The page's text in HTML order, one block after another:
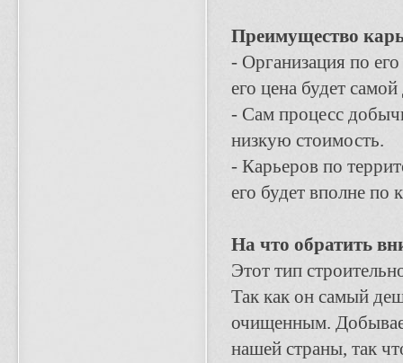
Преимущество
- Организация по его
его цена будет
- Сам процесс
низкую стоимость.
- Карьеров по
его будет вполне по
На что обратить
Этот тип
Так как он самый
очищенным.
нашей страны, так